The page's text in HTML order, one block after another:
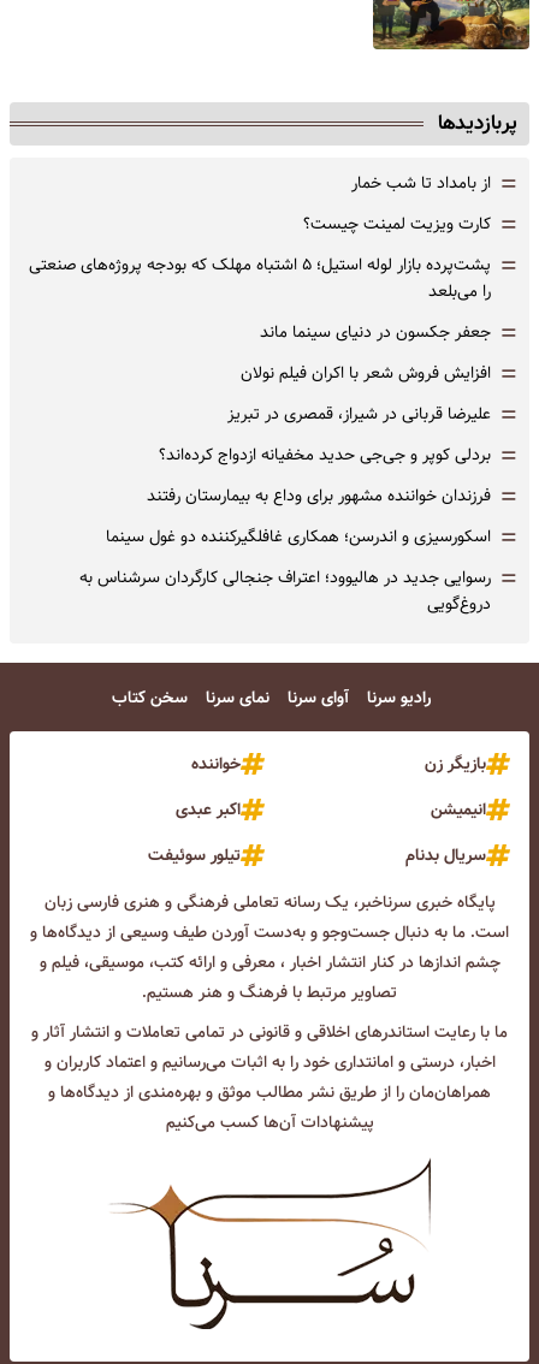
پربازدیدها
= از بامداد تا شب خمار
= کارت ویزیت لمینت چیست؟
=
پشت‌پرده بازار لوله استیل؛ ۵ اشتباه مهلک که بودجه پروژه‌های صنعتی
را می‌بلعد
= جعفر جکسون در دنیای سینما ماند
= افزایش فروش شعر با اکران فیلم نولان
= علیرضا قربانی در شیراز، قمصری در تبریز
= بردلی کوپر و جی‌جی حدید مخفیانه ازدواج کرده‌اند؟
= فرزندان خواننده مشهور برای وداع به بیمارستان رفتند
= اسکورسیزی و اندرسن؛ همکاری غافلگیرکننده دو غول سینما
= رسوایی جدید در هالیوود؛ اعتراف جنجالی کارگردان سرشناس به
دروغ‌گویی
رادیو سرنا آوای سرنا نمای سرنا سخن کتاب
بازیگر زن
خواننده
انیمیشن
اکبر عبدی
سریال بدنام
تیلور سوئیفت
پایگاه خبری سرناخبر، یک رسانه تعاملی فرهنگی و هنری فارسی زبان
است. ما به دنبال جست‌و‌جو و به‌دست آوردن طیف وسیعی از دیدگاه‌ها و
چشم انداز‌ها در کنار انتشار اخبار ، معرفی و ارائه کتب، موسیقی، فیلم و
تصاویر مرتبط با فرهنگ و هنر هستیم.
ما با رعایت استاندرهای اخلاقی و قانونی در تمامی تعاملات و انتشار آثار و
اخبار، درستی و امانتداری خود را به اثبات می‌رسانیم و اعتماد کاربران و
همراهان‌مان را از طریق نشر مطالب موثق و بهره‌مندی از دیدگاه‌ها و
پیشنهادات آن‌ها کسب می‌کنیم